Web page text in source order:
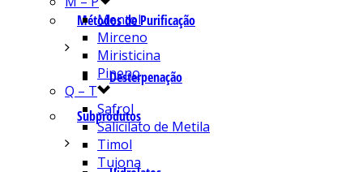
Métodos de Purificação
Desterpenação
Subprodutos
Mentol
Mirceno
Miristicina
Pineno
Q – T
Safrol
Salicilato de Metila
Timol
Tujona